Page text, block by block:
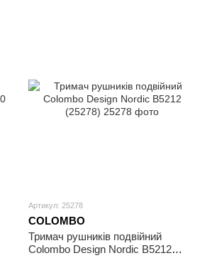
Артикул: 25278
COLOMBO
Тримач рушників подвійний
Colombo Design Nordic B5212